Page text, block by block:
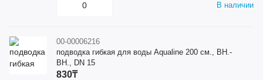
В наличии
00-00006216
подводка гибкая для воды Aqualine 200 см., ВН.-
ВН., DN 15
830₸